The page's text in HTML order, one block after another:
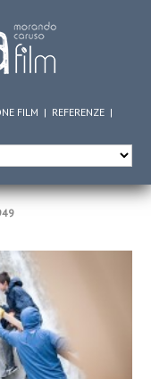
FILM | REFERENZE |